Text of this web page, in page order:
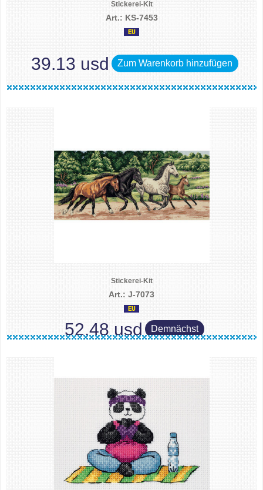
Stickerei-Kit
Art.: KS-7453
39.13 usd Zum Warenkorb hinzufügen
Stickerei-Kit
Art.: J-7073
52.48 usd Demnächst